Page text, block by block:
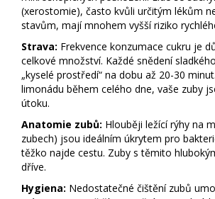
(xerostomie), často kvůli určitým lékům
stavům, mají mnohem vyšší riziko
Strava: Frekvence konzumace cukru je
celkové množství. Každé snědení
„kyselé prostředí“ na dobu až 20-30
limonádu během celého dne, vaše zuby
útoku.
Anatomie zubů: Hlouběji ležící rýhy na
zubech) jsou ideálním úkrytem pro
těžko najde cestu. Zuby s těmito
dříve.
Hygiena: Nedostatečné čištění zubů